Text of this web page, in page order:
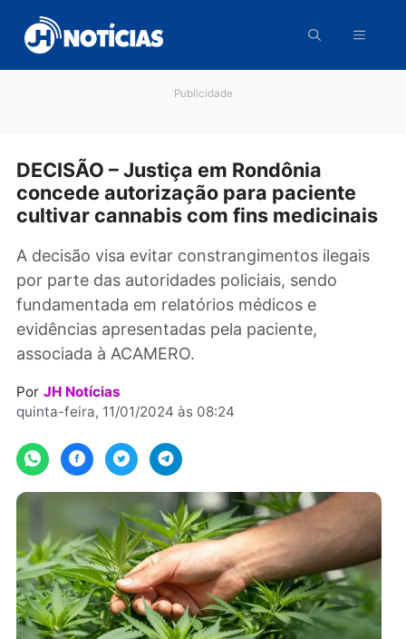
para
conteúdo
DECISÃO – Justiça em Rondônia
concede autorização para paciente
A decisão visa evitar constrangimentos
por parte das autoridades policiais, sendo
fundamentada em relatórios médicos e
evidências apresentadas pela paciente,
associada à ACAMERO.
quinta-feira, 11/01/2024 às 08:24